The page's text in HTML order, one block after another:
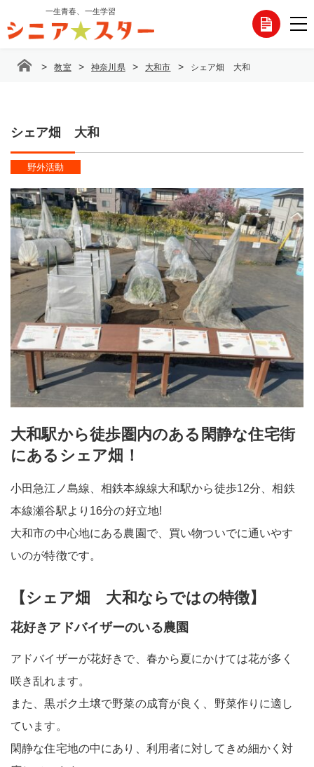
テ
一生青春、一生学習
各
わ
せ
> 教室 > 神奈川県 > 大和市 > シェア畑 大和
シェア畑 大和
野外活動
大和駅から徒歩圏内のある閑静な住宅街
にあるシェア畑！
小田急江ノ島線、相鉄本線線大和駅から徒歩12分、相鉄
本線瀬谷駅より16分の好立地!
大和市の中心地にある農園で、買い物ついでに通いやす
いのが特徴です。
【シェア畑 大和ならではの特徴】
花好きアドバイザーのいる農園
アドバイザーが花好きで、春から夏にかけては花が多く
咲き乱れます。
また、黒ボク土壌で野菜の成育が良く、野菜作りに適し
ています。
閑静な住宅地の中にあり、利用者に対してきめ細かく対